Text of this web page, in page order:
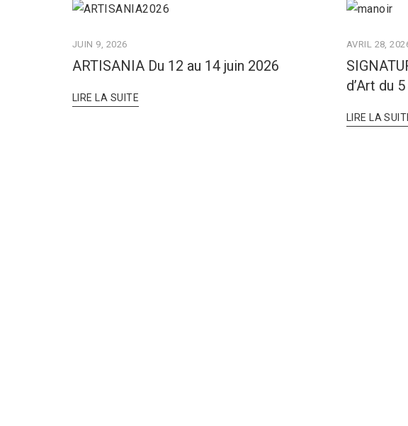
JUIN 9, 2026
ARTISANIA Du 12 au 14 juin 2026
LIRE LA SUITE
AVRIL 28,
d’Art du
LIRE LA